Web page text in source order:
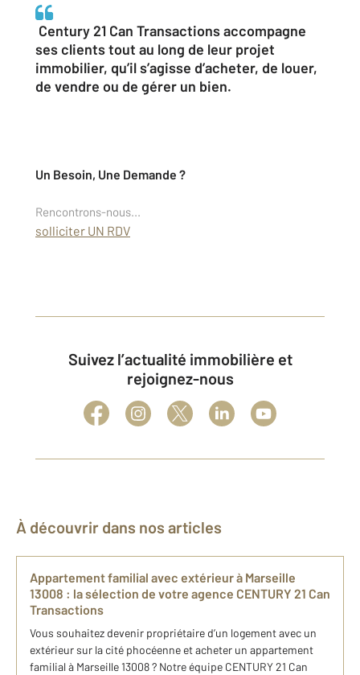
Century 21 Can Transactions accompagne
ses clients tout au long de leur projet
immobilier, qu’il s’agisse d’acheter, de louer,
de vendre ou de gérer un bien.
Un Besoin, Une Demande ?
Rencontrons-nous...
solliciter UN RDV
Suivez l’actualité immobilière et
rejoignez-nous
À découvrir dans nos articles
Appartement familial ​avec extérieur à Marseille​
13008​ : la sélection de​ votre agence CENTURY 21 Can
Transactions
Vous souhaitez devenir propriétaire d’un logement avec un
extérieur sur la cité phocéenne et acheter un appartement
familial à Marseille​ 13008​ ? Notre équipe CENTURY 21 Can